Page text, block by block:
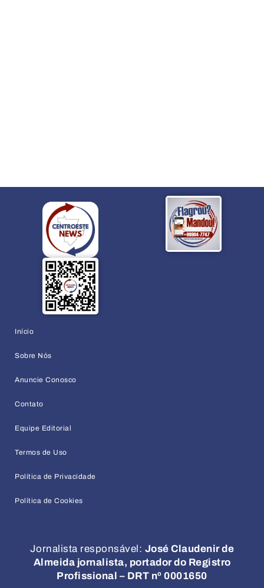
Início
Sobre Nós
Anuncie Conosco
Contato
Equipe Editorial
Termos de Uso
Política de Privacidade
Política de Cookies
Jornalista responsável: José Claudenir de
Almeida jornalista, portador do Registro
Profissional – DRT nº 0001650